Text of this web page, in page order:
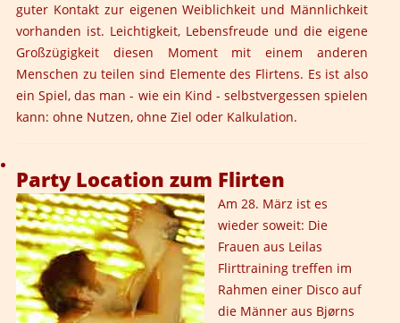
guter Kontakt zur eigenen Weiblichkeit und Männlichkeit
vorhanden ist. Leichtigkeit, Lebensfreude und die eigene
Großzügigkeit diesen Moment mit einem anderen
Menschen zu teilen sind Elemente des Flirtens. Es ist also
ein Spiel, das man - wie ein Kind - selbstvergessen spielen
kann: ohne Nutzen, ohne Ziel oder Kalkulation.
Party Location zum Flirten
Am 28. März ist es
wieder soweit: Die
Frauen aus Leilas
Flirttraining treffen im
Rahmen einer Disco auf
die Männer aus Bjørns